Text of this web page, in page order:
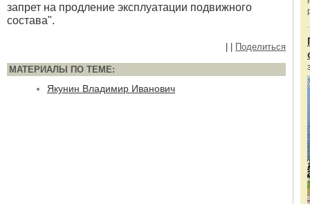
запрет на продление эксплуатации подвижного
состава".
Поделиться
МАТЕРИАЛЫ ПО ТЕМЕ:
Якунин Владимир Иванович